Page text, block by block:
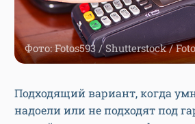
Фото: Fotos593 / Shutterstock /
Подходящий вариант, когда
надоели или не подходят под